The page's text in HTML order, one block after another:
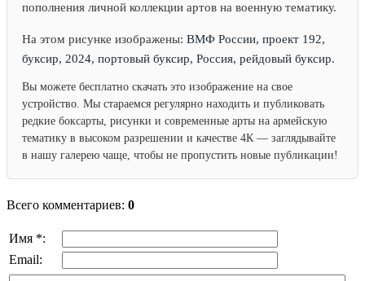
пополнения личной коллекции артов на военную тематику.
На этом рисунке изображены: ВМФ России, проект 192,
буксир, 2024, портовый буксир, Россия, рейдовый буксир.
Вы можете бесплатно скачать это изображение на свое
устройство. Мы стараемся регулярно находить и публиковать
редкие боксарты, рисунки и современные арты на армейскую
тематику в высоком разрешении и качестве 4К — заглядывайте
в нашу галерею чаще, чтобы не пропустить новые публикации!
Всего комментариев: 0
Имя *:
Email: